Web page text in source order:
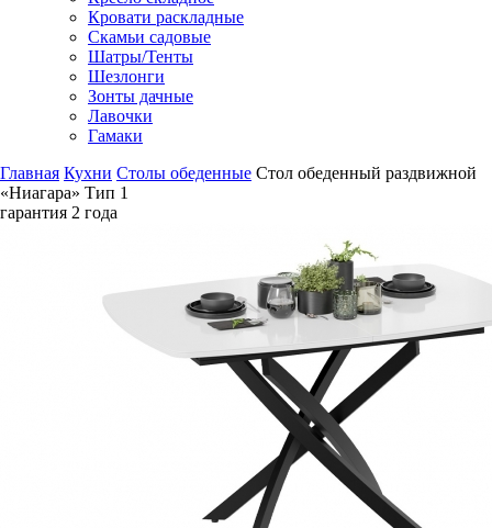
Кровати раскладные
Скамьи садовые
Шатры/Тенты
Шезлонги
Зонты дачные
Лавочки
Гамаки
Главная Кухни Столы обеденные Стол обеденный раздвижной
«Ниагара» Тип 1
гарантия 2 года